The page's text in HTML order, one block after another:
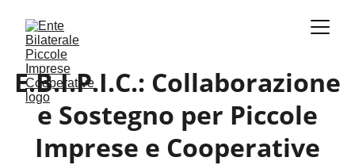
E.B.I.P.I.C.: Collaborazione
e Sostegno per Piccole
Imprese e Cooperative